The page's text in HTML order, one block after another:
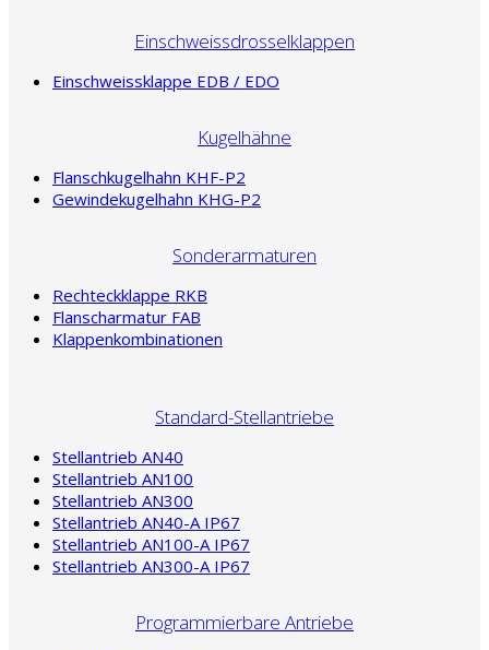
Einschweissdrosselklappen
Einschweissklappe EDB / EDO
Kugelhähne
Flanschkugelhahn KHF-P2
Gewindekugelhahn KHG-P2
Sonderarmaturen
Rechteckklappe RKB
Flanscharmatur FAB
Klappenkombinationen
Standard-Stellantriebe
Stellantrieb AN40
Stellantrieb AN100
Stellantrieb AN300
Stellantrieb AN40-A IP67
Stellantrieb AN100-A IP67
Stellantrieb AN300-A IP67
Programmierbare Antriebe